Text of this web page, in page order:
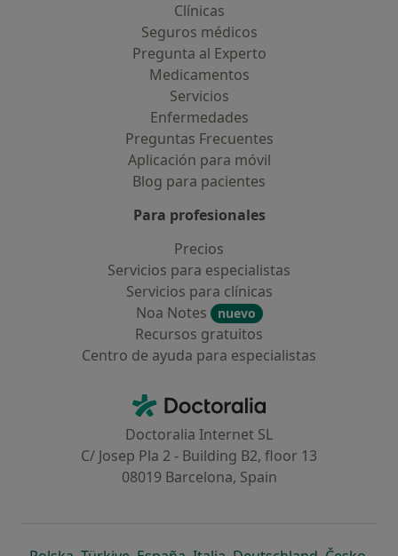
Clínicas
Seguros médicos
Pregunta al Experto
Medicamentos
Servicios
Enfermedades
Preguntas Frecuentes
Aplicación para móvil
Blog para pacientes
Para profesionales
Precios
Servicios para especialistas
Servicios para clínicas
Noa Notes
nuevo
Recursos gratuitos
Centro de ayuda para especialistas
Doctoralia - Página de inicio
Doctoralia Internet SL
C/ Josep Pla 2 - Building B2, floor 13
08019 Barcelona, Spain